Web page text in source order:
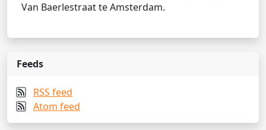
Van Baerlestraat te Amsterdam.
Feeds
RSS feed
Atom feed